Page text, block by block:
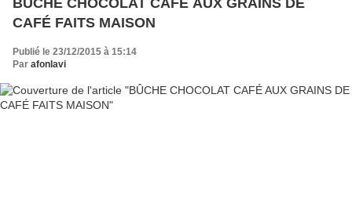
BÛCHE CHOCOLAT CAFÉ AUX GRAINS DE
CAFÉ FAITS MAISON
Publié le 23/12/2015 à 15:14
Par afonlavi